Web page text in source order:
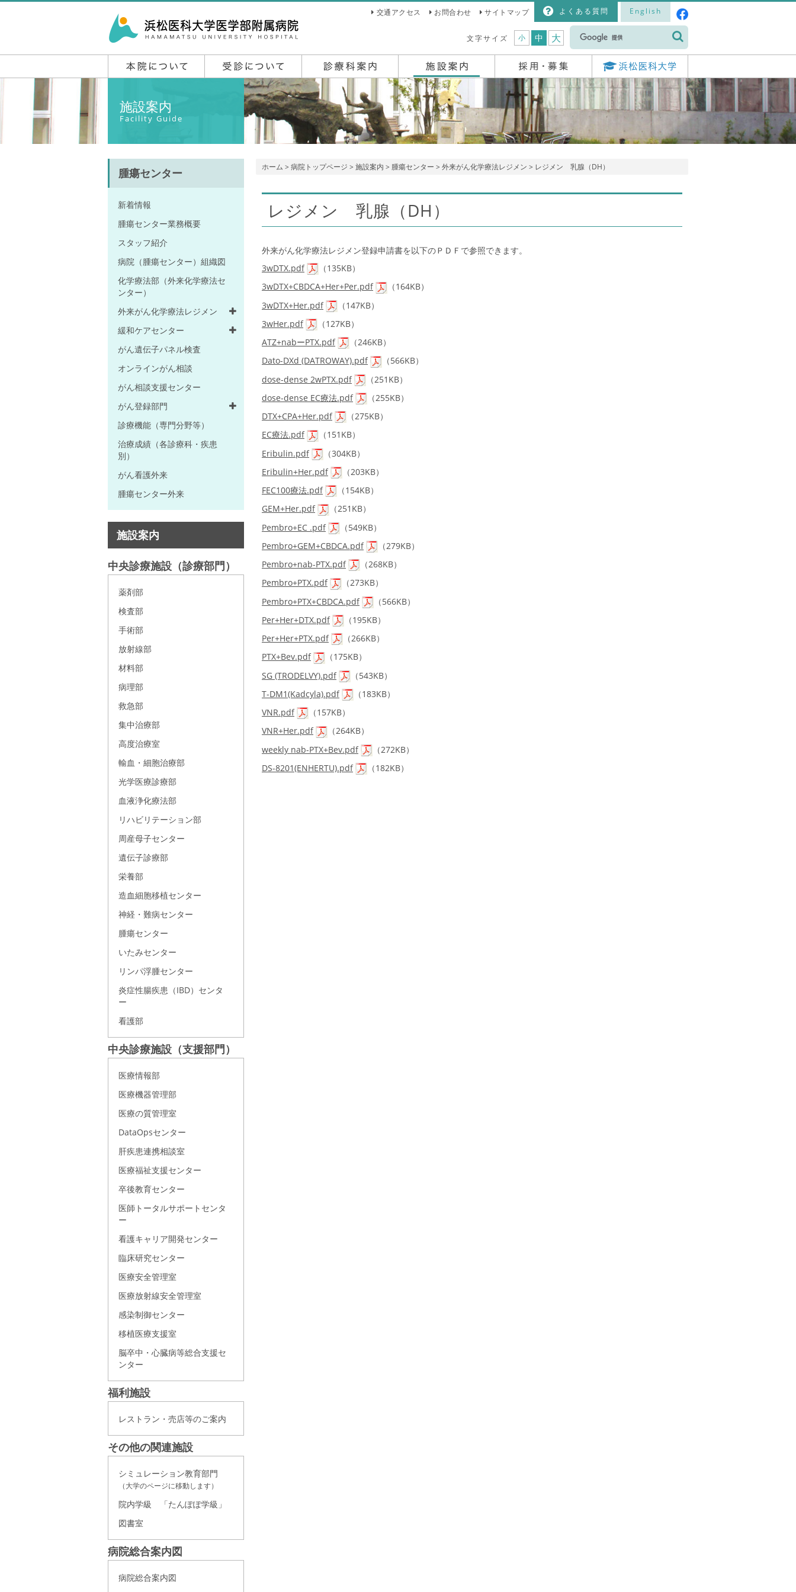
よくある質問 English
交通アクセス お問合わせ サイトマップ
文字サイズ 小 中 大
施設案内
Facility Guide
ホーム > 病院トップページ > 施設案内 > 腫瘍センター > 外来がん化学療法レジメン > レジメン 乳腺（DH）
レジメン 乳腺（DH）
外来がん化学療法レジメン登録申請書を以下のＰＤＦで参照できます。
3wDTX.pdf
（135KB）
3wDTX+CBDCA+Her+Per.pdf
（164KB）
3wDTX+Her.pdf
（147KB）
3wHer.pdf
（127KB）
ATZ+nabーPTX.pdf
（246KB）
Dato-DXd (DATROWAY).pdf
（566KB）
dose-dense 2wPTX.pdf
（251KB）
dose-dense EC療法.pdf
（255KB）
DTX+CPA+Her.pdf
（275KB）
EC療法.pdf
（151KB）
Eribulin.pdf
（304KB）
Eribulin+Her.pdf
（203KB）
FEC100療法.pdf
（154KB）
GEM+Her.pdf
（251KB）
Pembro+EC .pdf
（549KB）
Pembro+GEM+CBDCA.pdf
（279KB）
Pembro+nab-PTX.pdf
（268KB）
Pembro+PTX.pdf
（273KB）
Pembro+PTX+CBDCA.pdf
（566KB）
Per+Her+DTX.pdf
（195KB）
Per+Her+PTX.pdf
（266KB）
PTX+Bev.pdf
（175KB）
SG (TRODELVY).pdf
（543KB）
T-DM1(Kadcyla).pdf
（183KB）
VNR.pdf
（157KB）
VNR+Her.pdf
（264KB）
weekly nab-PTX+Bev.pdf
（272KB）
DS-8201(ENHERTU).pdf
（182KB）
腫瘍センター
新着情報
腫瘍センター業務概要
スタッフ紹介
病院（腫瘍センター）組織図
化学療法部（外来化学療法セ
ンター）
外来がん化学療法レジメン
緩和ケアセンター
がん遺伝子パネル検査
オンラインがん相談
がん相談支援センター
がん登録部門
診療機能（専門分野等）
治療成績（各診療科・疾患
別）
がん看護外来
腫瘍センター外来
施設案内
中央診療施設（診療部門）
薬剤部
検査部
手術部
放射線部
材料部
病理部
救急部
集中治療部
高度治療室
輸血・細胞治療部
光学医療診療部
血液浄化療法部
リハビリテーション部
周産母子センター
遺伝子診療部
栄養部
造血細胞移植センター
神経・難病センター
腫瘍センター
いたみセンター
リンパ浮腫センター
炎症性腸疾患（IBD）センタ
ー
看護部
中央診療施設（支援部門）
医療情報部
医療機器管理部
医療の質管理室
DataOpsセンター
肝疾患連携相談室
医療福祉支援センター
卒後教育センター
医師トータルサポートセンタ
ー
看護キャリア開発センター
臨床研究センター
医療安全管理室
医療放射線安全管理室
感染制御センター
移植医療支援室
脳卒中・心臓病等総合支援セ
ンター
福利施設
レストラン・売店等のご案内
その他の関連施設
シミュレーション教育部門
（大学のページに移動します）
院内学級 「たんぽぽ学級」
図書室
病院総合案内図
病院総合案内図